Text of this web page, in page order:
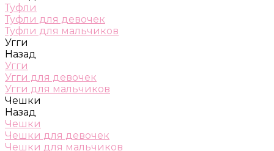
Туфли
Туфли для девочек
Туфли для мальчиков
Угги
Назад
Угги
Угги для девочек
Угги для мальчиков
Чешки
Назад
Чешки
Чешки для девочек
Чешки для мальчиков